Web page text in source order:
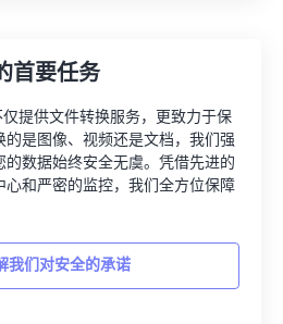
首要任务
提供文件转换服务，更致力于保
是图像、视频还是文档，我们强
数据始终安全无虞。凭借先进的
和严密的监控，我们全方位保障
我们对安全的承诺